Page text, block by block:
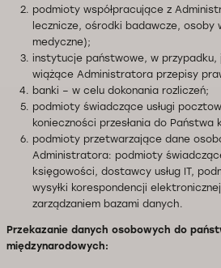
podmioty współpracujące z
lecznicze, ośrodki badawcze, osoby
medyczne);
instytucje państwowe, w przypadku,
wiążące Administratora przepisy
banki – w celu dokonania rozliczeń;
podmioty świadczące usługi
konieczności przesłania do
podmioty przetwarzające dane
Administratora: podmioty
księgowości, dostawcy usług IT,
wysyłki korespondencji
zarządzaniem bazami danych.
Przekazanie danych osobowych do
międzynarodowych: